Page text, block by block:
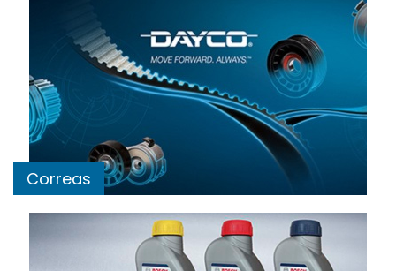
Correas